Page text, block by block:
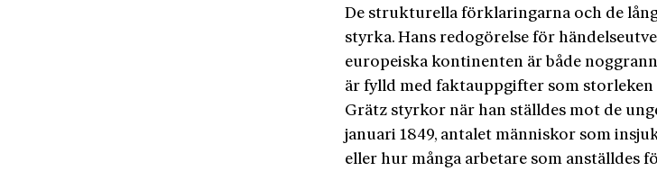
De strukturella förklaringarna och de
styrka. Hans redogörelse för
europeiska kontinenten är både
är fylld med faktauppgifter som
Grätz styrkor när han ställdes mot de
januari 1849, antalet människor som
eller hur många arbetare som anställdes